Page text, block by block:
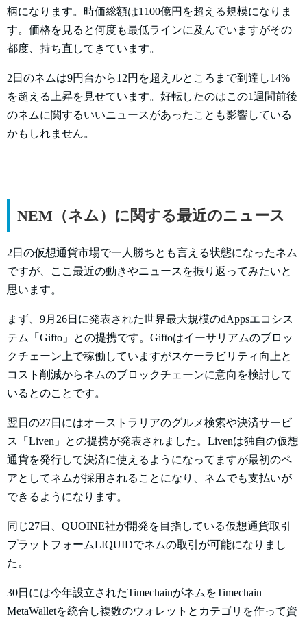
柄になります。時価総額は1100億円を超える規模になりま
す。価格を見ると何度も最低ラインに及んでいますがその
都度、持ち直してきています。
2日のネムは9円台から12円を超えルところまで到達し14%
を超える上昇を見せています。好転したのはこの1週間前後
のネムに関するいいニュースがあったことも影響している
かもしれません。
NEM（ネム）に関する最近のニュース
2日の仮想通貨市場で一人勝ちとも言える状態になったネム
ですが、ここ最近の動きやニュースを振り返ってみたいと
思います。
まず、9月26日に発表された世界最大規模のdAppsエコシス
テム「Gifto」との提携です。Giftoはイーサリアムのブロッ
クチェーン上で稼働していますがスケーラビリティ向上と
コスト削減からネムのブロックチェーンに意向を検討して
いるとのことです。
翌日の27日にはオーストラリアのグルメ検索や決済サービ
ス「Liven」との提携が発表されました。Livenは独自の仮想
通貨を発行して決済に使えるようになってますが最初のペ
アとしてネムが採用されることになり、ネムでも支払いが
できるようになります。
同じ27日、QUOINE社が開発を目指している仮想通貨取引
プラットフォームLIQUIDでネムの取引が可能になりまし
た。
30日には今年設立されたTimechainがネムをTimechain
MetaWalletを統合し複数のウォレットとカテゴリを作って資